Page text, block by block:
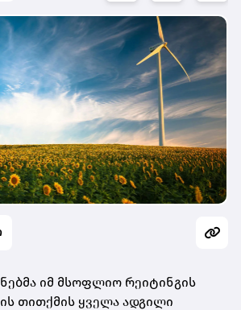
იმ მსოფლიო რეიტინგის
თითქმის ყველა ადგილი